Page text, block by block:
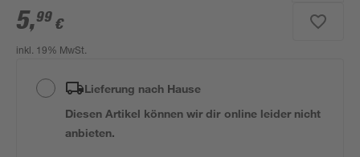
5,99 €
inkl. 19% MwSt.
Lieferung nach Hause
Diesen Artikel können wir dir online leider nicht
anbieten.